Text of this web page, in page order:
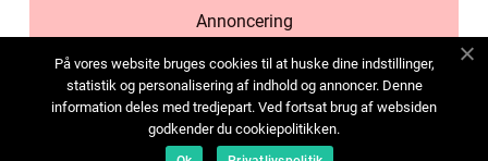
Annoncering
Cookies
Kontakt os
Sitemap
På vores website bruges cookies til at huske dine indstillinger,
statistik og personalisering af indhold og annoncer. Denne
information deles med tredjepart. Ved fortsat brug af websiden
godkender du cookiepolitikken.